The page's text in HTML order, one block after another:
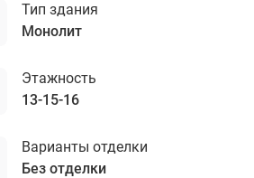
Тип здания
монолит
Этажность
13-15-16
Варианты отделки
без отделки